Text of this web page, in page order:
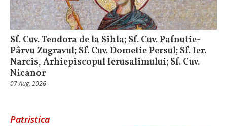
Sf. Cuv. Teodora de la Sihla; Sf. Cuv. Pafnutie-
Pârvu Zugravul; Sf. Cuv. Dometie Persul; Sf. Ier.
Narcis, Arhiepiscopul Ierusalimului; Sf. Cuv.
Nicanor
07 Aug, 2026
Patristica